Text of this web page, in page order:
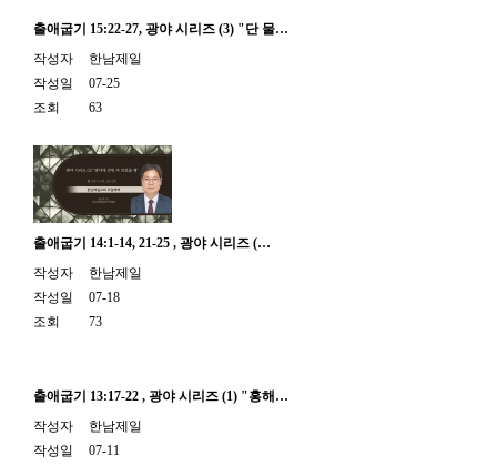
출애굽기 15:22-27, 광야 시리즈 (3) "단 물…
작성자
한남제일
작성일
07-25
조회
63
출애굽기 14:1-14, 21-25 , 광야 시리즈 (…
작성자
한남제일
작성일
07-18
조회
73
출애굽기 13:17-22 , 광야 시리즈 (1) "홍해…
작성자
한남제일
작성일
07-11